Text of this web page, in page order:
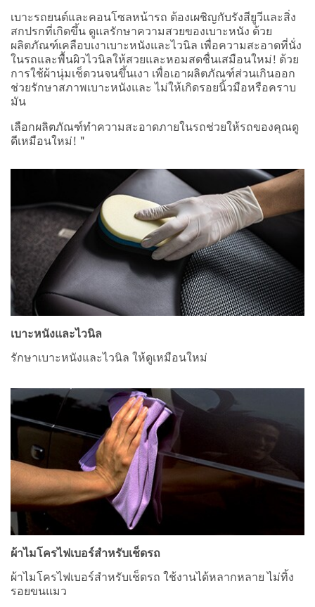
เบาะรถยนต์และคอนโซลหน้ารถ ต้องเผชิญกับรังสียูวีและสิ่ง
สกปรกที่เกิดขึ้น ดูแลรักษาความสวยของเบาะหนัง ด้วย
ผลิตภัณฑ์เคลือบเงาเบาะหนังและไวนิล เพื่อความสะอาดที่นั่ง
ในรถและพื้นผิวไวนิลให้สวยและหอมสดชื่นเสมือนใหม่! ด้วย
การใช้ผ้านุ่มเช็ดวนจนขึ้นเงา เพื่อเอาผลิตภัณฑ์ส่วนเกินออก
ช่วยรักษาสภาพเบาะหนังและ ไม่ให้เกิดรอยนิ้วมือหรือคราบ
มัน
เลือกผลิตภัณฑ์ทำความสะอาดภายในรถช่วยให้รถของคุณดู
ดีเหมือนใหม่! "
เบาะหนังและไวนิล
รักษาเบาะหนังและไวนิล ให้ดูเหมือนใหม่
ผ้าไมโครไฟเบอร์สำหรับเช็ดรถ
ผ้าไมโครไฟเบอร์สำหรับเช็ดรถ ใช้งานได้หลากหลาย ไม่ทิ้ง
รอยขนแมว